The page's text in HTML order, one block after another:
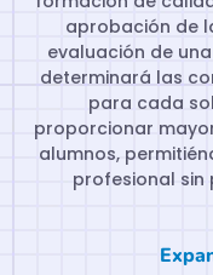
aprobación de
evaluación de
determinará las
para cada
proporcionar
alumnos,
profesional sin